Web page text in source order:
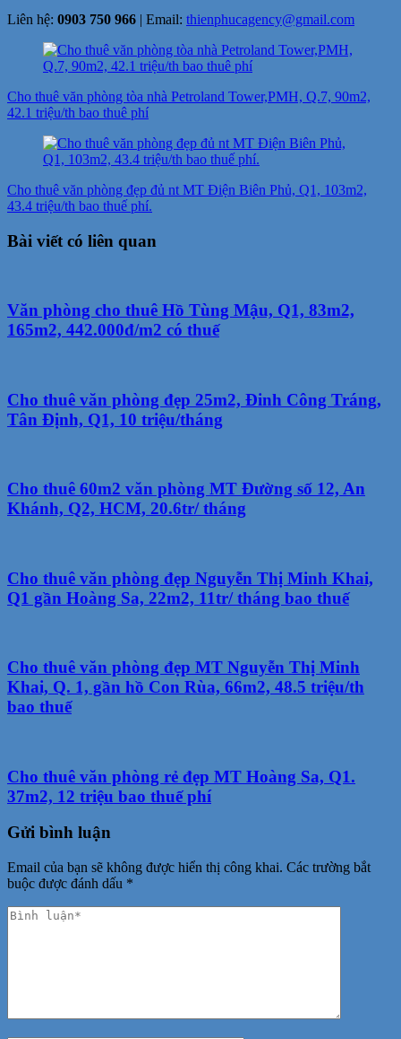
Liên hệ: 0903 750 966 | Email: thienphucagency@gmail.com
Điều
hướng
bài
viết
Cho thuê văn phòng tòa nhà Petroland Tower,PMH, Q.7, 90m2,
42.1 triệu/th bao thuê phí
Cho thuê văn phòng đẹp đủ nt MT Điện Biên Phủ, Q1, 103m2,
43.4 triệu/th bao thuế phí.
Bài viết có liên quan
Văn phòng cho thuê Hồ Tùng Mậu, Q1, 83m2,
165m2, 442.000đ/m2 có thuế
Cho thuê văn phòng đẹp 25m2, Đinh Công Tráng,
Tân Định, Q1, 10 triệu/tháng
Cho thuê 60m2 văn phòng MT Đường số 12, An
Khánh, Q2, HCM, 20.6tr/ tháng
Cho thuê văn phòng đẹp Nguyễn Thị Minh Khai,
Q1 gần Hoàng Sa, 22m2, 11tr/ tháng bao thuế
Cho thuê văn phòng đẹp MT Nguyễn Thị Minh
Khai, Q. 1, gần hồ Con Rùa, 66m2, 48.5 triệu/th
bao thuế
Cho thuê văn phòng rẻ đẹp MT Hoàng Sa, Q1.
37m2, 12 triệu bao thuế phí
Gửi bình luận
Email của bạn sẽ không được hiển thị công khai. Các trường bắt
buộc được đánh dấu *
Phản